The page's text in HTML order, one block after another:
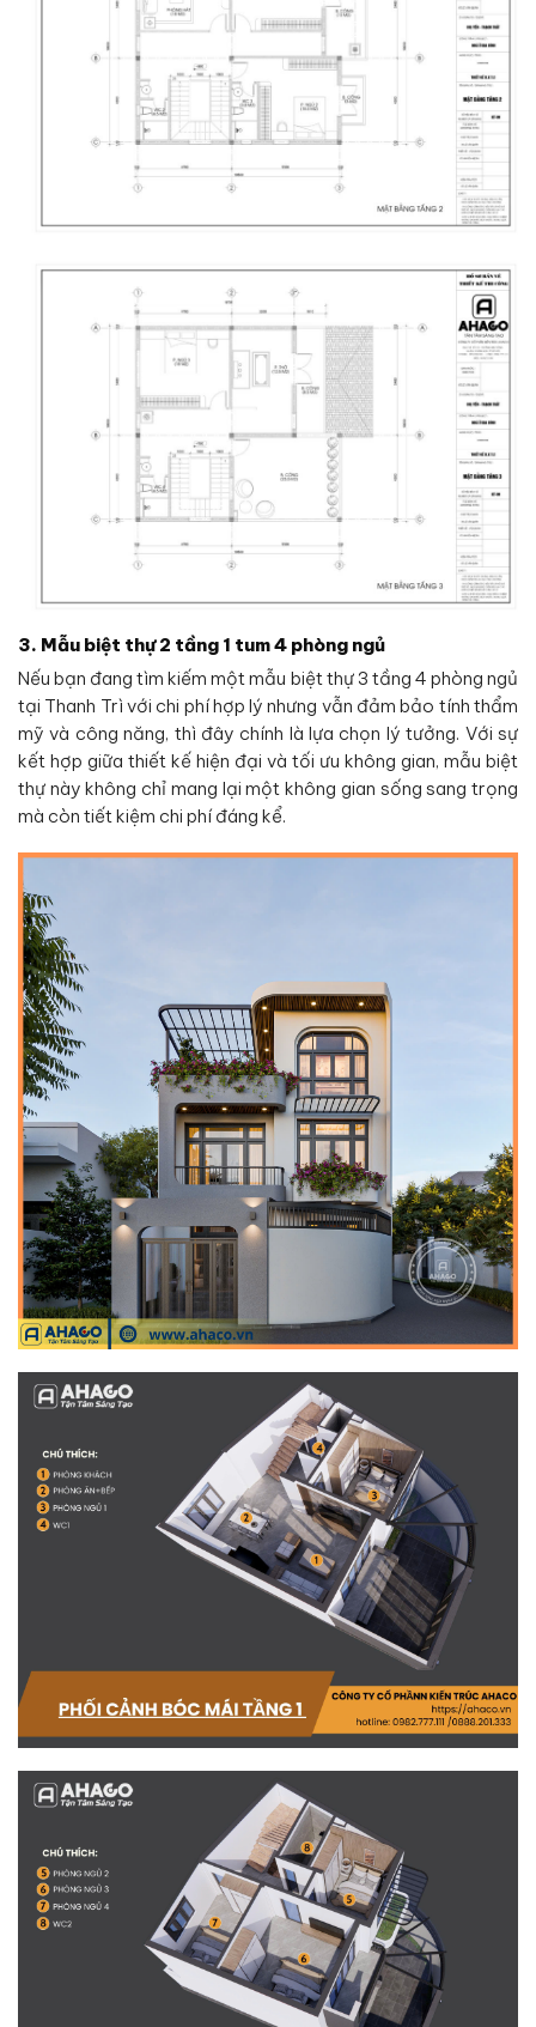
3. Mẫu biệt thự 2 tầng 1 tum 4 phòng ngủ
Nếu bạn đang tìm kiếm một mẫu biệt thự 3 tầng 4 phòng ngủ
tại Thanh Trì với chi phí hợp lý nhưng vẫn đảm bảo tính thẩm
mỹ và công năng, thì đây chính là lựa chọn lý tưởng. Với sự
kết hợp giữa thiết kế hiện đại và tối ưu không gian, mẫu biệt
thự này không chỉ mang lại một không gian sống sang trọng
mà còn tiết kiệm chi phí đáng kể.